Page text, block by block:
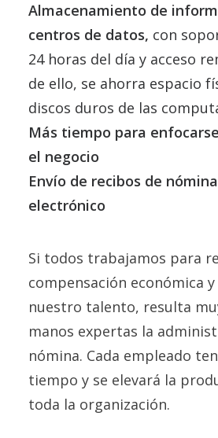
Almacenamiento de
centros de datos, con
24 horas del día y acceso
de ello, se ahorra espacio
discos duros de las
Más tiempo para
el negocio
Envío de recibos de
electrónico
Si todos trabajamos para
compensación económica
nuestro talento, resulta
manos expertas la
nómina. Cada empleado
tiempo y se elevará la
toda la organización.